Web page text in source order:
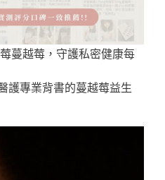
蔓越莓，守護私密健康每
護專業背書的蔓越莓益生